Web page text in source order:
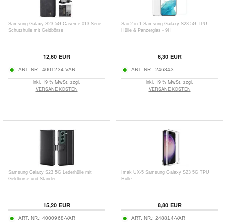
Samsung Galaxy S23 5G Caseme 013 Serie
Schutzhülle mit Geldbörse
12,60EUR
ART. NR.: 4001234-VAR
inkl. 19 % MwSt. zzgl.
VERSANDKOSTEN
Saii 2-in-1 Samsung Galaxy S23 5G TPU
Hülle & Panzerglas - 9H
6,30EUR
ART. NR.: 246343
inkl. 19 % MwSt. zzgl.
VERSANDKOSTEN
Samsung Galaxy S23 5G Lederhülle mit
Geldbörse und Ständer
15,20EUR
ART. NR.: 4000968-VAR
Imak UX-5 Samsung Galaxy S23 5G TPU
Hülle
8,80EUR
ART. NR.: 248814-VAR